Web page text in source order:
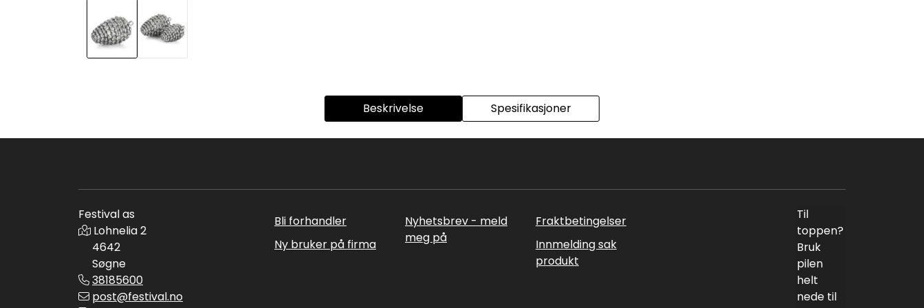
Beskrivelse Spesifikasjoner
Festival as
Lohnelia 2
4642
Søgne
38185600
post@festival.no
Bli forhandler
Ny bruker på firma
Nyhetsbrev - meld
meg på
Fraktbetingelser
Innmelding sak
produkt
Til
toppen?
Bruk
pilen
helt
nede til